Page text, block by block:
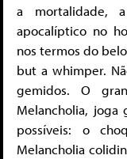
a mortalidade,
apocalíptico no
nos termos do
but a whimper.
gemidos. O
Melancholia, joga
possíveis: o
Melancholia